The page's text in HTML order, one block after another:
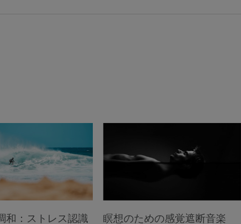
和：ストレス認識 瞑想のための感覚遮断音楽